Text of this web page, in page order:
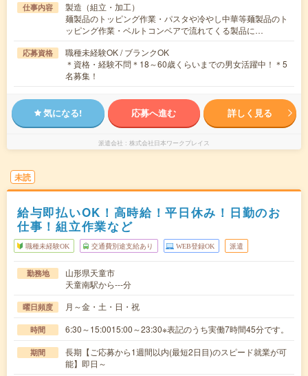
仕事内容
製造（組立・加工）
麺製品のトッピング作業・パスタや冷やし中華等麺製品のト
ッピング作業・ベルトコンベアで流れてくる製品に…
応募資格
職種未経験OK / ブランクOK
＊資格・経験不問＊18～60歳くらいまでの男女活躍中！＊5
名募集！
気になる! 応募へ進む 詳しく見る
派遣会社 株式会社日本ワークプレイス
未読
給与即払いOK！高時給！平日休み！日勤のお
仕事！組立作業など
職種未経験OK 交通費別途支給あり WEB登録OK 派遣
勤務地
山形県天童市
天童南駅から---分
曜日頻度 月～金・土・日・祝
時間 6:30～15:0015:00～23:30※表記のうち実働7時間45分です。
期間
長期【ご応募から1週間以内(最短2日目)のスピード就業が可
能】即日～